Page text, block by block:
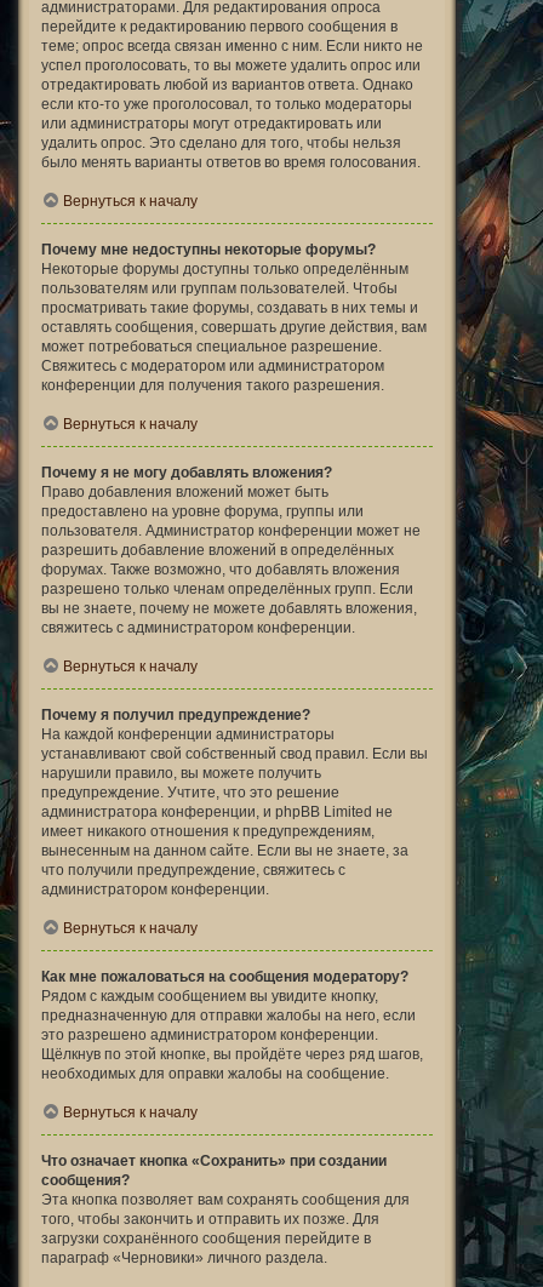
администраторами. Для редактирования опроса
перейдите к редактированию первого сообщения в
теме; опрос всегда связан именно с ним. Если никто не
успел проголосовать, то вы можете удалить опрос или
отредактировать любой из вариантов ответа. Однако
если кто-то уже проголосовал, то только модераторы
или администраторы могут отредактировать или
удалить опрос. Это сделано для того, чтобы нельзя
было менять варианты ответов во время голосования.
Вернуться к началу
Почему мне недоступны некоторые форумы?
Некоторые форумы доступны только определённым
пользователям или группам пользователей. Чтобы
просматривать такие форумы, создавать в них темы и
оставлять сообщения, совершать другие действия, вам
может потребоваться специальное разрешение.
Свяжитесь с модератором или администратором
конференции для получения такого разрешения.
Вернуться к началу
Почему я не могу добавлять вложения?
Право добавления вложений может быть
предоставлено на уровне форума, группы или
пользователя. Администратор конференции может не
разрешить добавление вложений в определённых
форумах. Также возможно, что добавлять вложения
разрешено только членам определённых групп. Если
вы не знаете, почему не можете добавлять вложения,
свяжитесь с администратором конференции.
Вернуться к началу
Почему я получил предупреждение?
На каждой конференции администраторы
устанавливают свой собственный свод правил. Если вы
нарушили правило, вы можете получить
предупреждение. Учтите, что это решение
администратора конференции, и phpBB Limited не
имеет никакого отношения к предупреждениям,
вынесенным на данном сайте. Если вы не знаете, за
что получили предупреждение, свяжитесь с
администратором конференции.
Вернуться к началу
Как мне пожаловаться на сообщения модератору?
Рядом с каждым сообщением вы увидите кнопку,
предназначенную для отправки жалобы на него, если
это разрешено администратором конференции.
Щёлкнув по этой кнопке, вы пройдёте через ряд шагов,
необходимых для оправки жалобы на сообщение.
Вернуться к началу
Что означает кнопка «Сохранить» при создании
сообщения?
Эта кнопка позволяет вам сохранять сообщения для
того, чтобы закончить и отправить их позже. Для
загрузки сохранённого сообщения перейдите в
параграф «Черновики» личного раздела.